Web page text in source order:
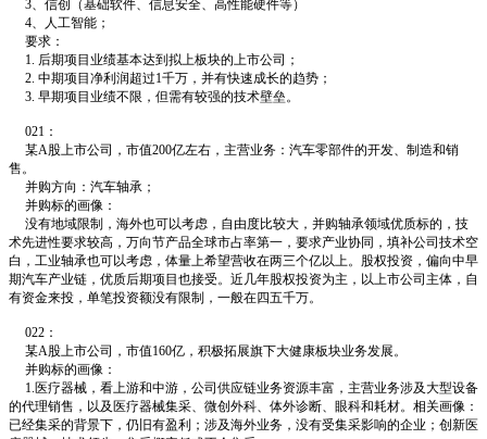
3、信创（基础软件、信息安全、高性能硬件等）
4、人工智能；
要求：
1. 后期项目业绩基本达到拟上板块的上市公司；
2. 中期项目净利润超过1千万，并有快速成长的趋势；
3. 早期项目业绩不限，但需有较强的技术壁垒。
021：
某A股上市公司，市值200亿左右，主营业务：汽车零部件的开发、制造和销
售。
并购方向：汽车轴承；
并购标的画像：
没有地域限制，海外也可以考虑，自由度比较大，并购轴承领域优质标的，技
术先进性要求较高，万向节产品全球市占率第一，要求产业协同，填补公司技术空
白，工业轴承也可以考虑，体量上希望营收在两三个亿以上。股权投资，偏向中早
期汽车产业链，优质后期项目也接受。近几年股权投资为主，以上市公司主体，自
有资金来投，单笔投资额没有限制，一般在四五千万。
022：
某A股上市公司，市值160亿，积极拓展旗下大健康板块业务发展。
并购标的画像：
1.医疗器械，看上游和中游，公司供应链业务资源丰富，主营业务涉及大型设备
的代理销售，以及医疗器械集采、微创外科、体外诊断、眼科和耗材。相关画像：
已经集采的背景下，仍旧有盈利；涉及海外业务，没有受集采影响的企业；创新医